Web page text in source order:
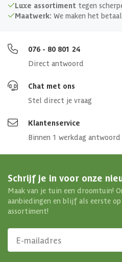
Luxe assortiment tegen
Maatwerk: We maken het
076 - 80 801 24
Direct antwoord
Chat met ons
Stel direct je vraag
Klantenservice
Binnen 1 werkdag antwoord
Schrijf je in voor onze
Maak van je tuin een droomtuin!
aanbiedingen en blijf als eerste
assortiment!